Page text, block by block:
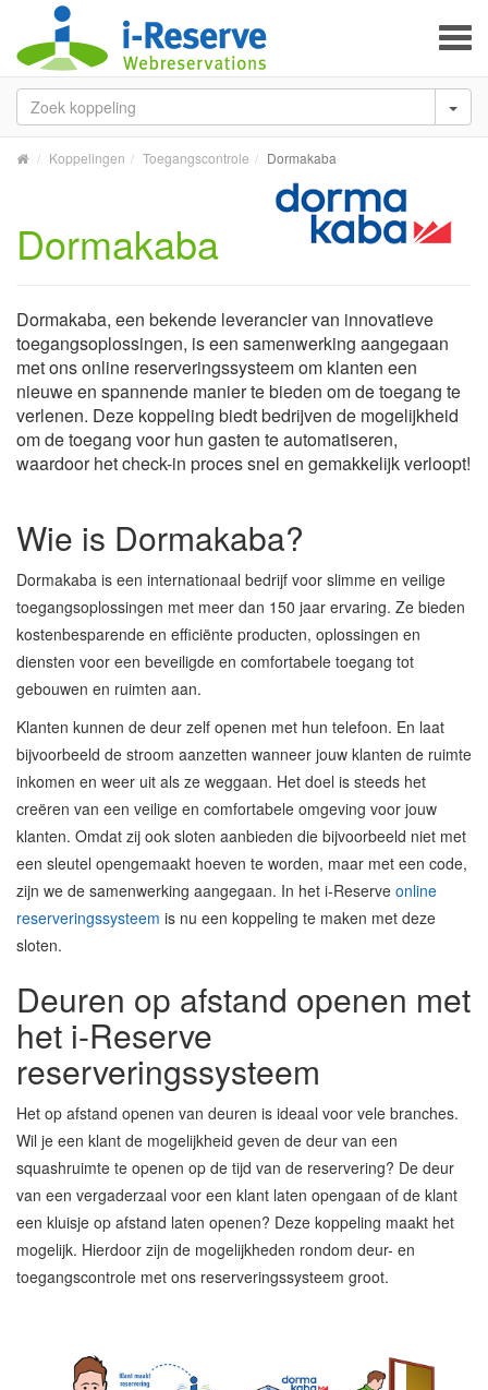
Koppelingen Toegangscontrole Dormakaba
Dormakaba
Dormakaba, een bekende leverancier van innovatieve
toegangsoplossingen, is een samenwerking aangegaan
met ons online reserveringssysteem om klanten een
nieuwe en spannende manier te bieden om de toegang te
verlenen. Deze koppeling biedt bedrijven de mogelijkheid
om de toegang voor hun gasten te automatiseren,
waardoor het check-in proces snel en gemakkelijk verloopt!
Wie is Dormakaba?
Dormakaba is een internationaal bedrijf voor slimme en veilige
toegangsoplossingen met meer dan 150 jaar ervaring. Ze bieden
kostenbesparende en efficiënte producten, oplossingen en
diensten voor een beveiligde en comfortabele toegang tot
gebouwen en ruimten aan.
Klanten kunnen de deur zelf openen met hun telefoon. En laat
bijvoorbeeld de stroom aanzetten wanneer jouw klanten de ruimte
inkomen en weer uit als ze weggaan. Het doel is steeds het
creëren van een veilige en comfortabele omgeving voor jouw
klanten. Omdat zij ook sloten aanbieden die bijvoorbeeld niet met
een sleutel opengemaakt hoeven te worden, maar met een code,
zijn we de samenwerking aangegaan. In het i-Reserve online
reserveringssysteem is nu een koppeling te maken met deze
sloten.
Deuren op afstand openen met
het i-Reserve
reserveringssysteem
Het op afstand openen van deuren is ideaal voor vele branches.
Wil je een klant de mogelijkheid geven de deur van een
squashruimte te openen op de tijd van de reservering? De deur
van een vergaderzaal voor een klant laten opengaan of de klant
een kluisje op afstand laten openen? Deze koppeling maakt het
mogelijk. Hierdoor zijn de mogelijkheden rondom deur- en
toegangscontrole met ons reserveringssysteem groot.